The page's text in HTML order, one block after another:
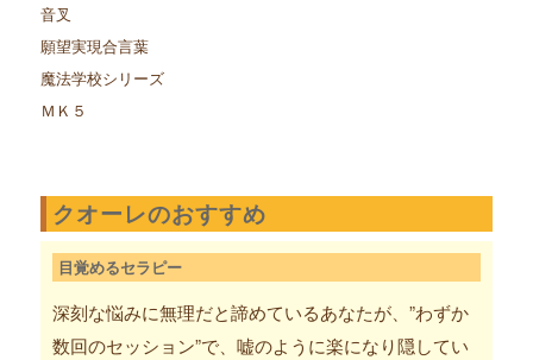
音叉
願望実現合言葉
魔法学校シリーズ
ＭＫ５
クオーレのおすすめ
目覚めるセラピー
深刻な悩みに無理だと諦めているあなたが、”わずか
数回のセッション”で、嘘のように楽になり隠してい